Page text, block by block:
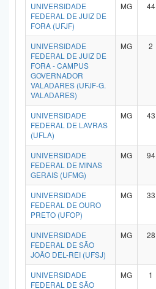
UNIVERSIDADE
FEDERAL DE JUIZ DE
FORA (UFJF)
MG 44
UNIVERSIDADE
FEDERAL DE JUIZ DE
FORA - CAMPUS
GOVERNADOR
VALADARES (UFJF-G.
VALADARES)
MG 2
UNIVERSIDADE
FEDERAL DE LAVRAS
(UFLA)
MG 43
UNIVERSIDADE
FEDERAL DE MINAS
GERAIS (UFMG)
MG 94
UNIVERSIDADE
FEDERAL DE OURO
PRETO (UFOP)
MG 33
UNIVERSIDADE
FEDERAL DE SÃO
JOÃO DEL-REI (UFSJ)
MG 28
UNIVERSIDADE
FEDERAL DE SÃO
MG 1